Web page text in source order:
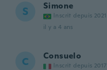
S Simone
Inscrit depuis 2021
il y a 4 ans
C Consuelo
Inscrit depuis 2017